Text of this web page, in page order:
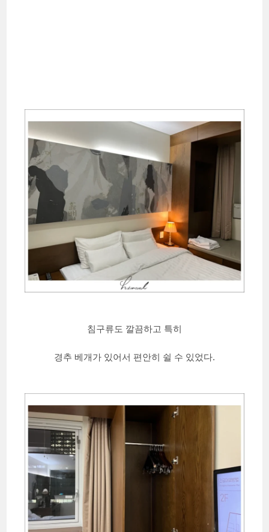
침구류도 깔끔하고 특히
경추 베개가 있어서 편안히 쉴 수 있었다.